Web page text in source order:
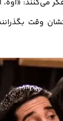
می‌کنند:
وقت بگذرانند